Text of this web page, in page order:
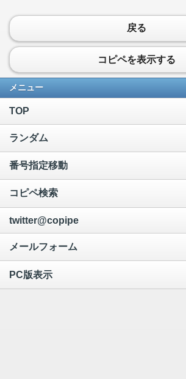
戻る
コピペを表示する
メニュー
TOP
ランダム
番号指定移動
コピペ検索
twitter@copipe
メールフォーム
PC版表示